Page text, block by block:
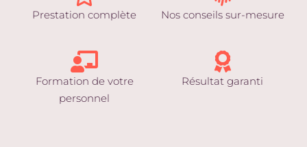
Prestation complète Nos conseils sur-mesure
Formation de votre
personnel
Résultat garanti